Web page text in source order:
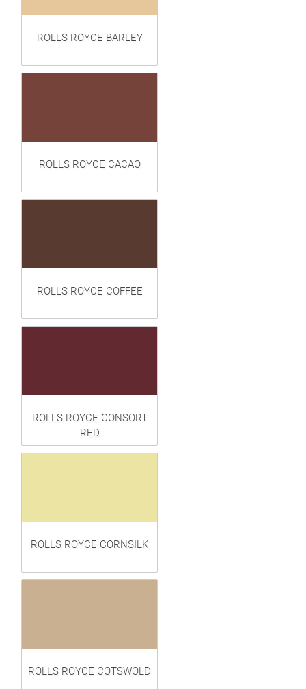
ROLLS ROYCE BARLEY
ROLLS ROYCE CACAO
ROLLS ROYCE COFFEE
ROLLS ROYCE CONSORT
RED
ROLLS ROYCE CORNSILK
ROLLS ROYCE COTSWOLD